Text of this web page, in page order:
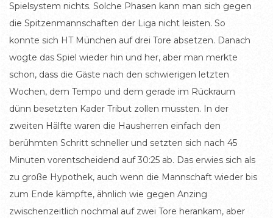
Spielsystem nichts. Solche Phasen kann man sich gegen
die Spitzenmannschaften der Liga nicht leisten. So
konnte sich HT München auf drei Tore absetzen. Danach
wogte das Spiel wieder hin und her, aber man merkte
schon, dass die Gäste nach den schwierigen letzten
Wochen, dem Tempo und dem gerade im Rückraum
dünn besetzten Kader Tribut zollen mussten. In der
zweiten Hälfte waren die Hausherren einfach den
berühmten Schritt schneller und setzten sich nach 45
Minuten vorentscheidend auf 30:25 ab. Das erwies sich als
zu große Hypothek, auch wenn die Mannschaft wieder bis
zum Ende kämpfte, ähnlich wie gegen Anzing
zwischenzeitlich nochmal auf zwei Tore herankam, aber